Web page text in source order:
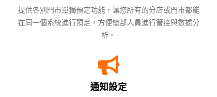
提供各別門市單獨預定功能，讓您所有的分店或門市都能
在同一個系統進行預定，方便總部人員進行管控與數據分
析。
通知設定